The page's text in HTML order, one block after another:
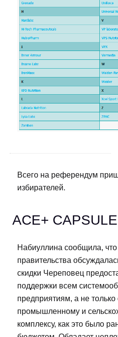
Всего на референдум
избирателей.
ACE+
Набиуллина сообщила,
правительства
скидки Череповец
поддержки всем
предприятиям, а не
промышленному и
комплексу, как это было